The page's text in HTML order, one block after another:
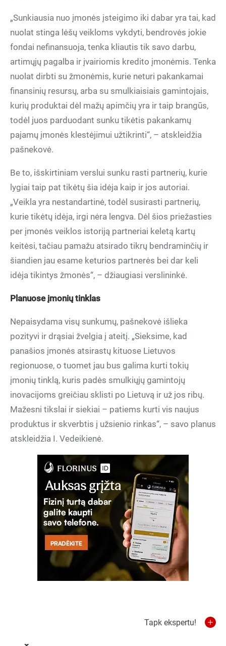
„Sunkiausia nuo įmonės įsteigimo iki dabar yra tai, kad
nuolat stinga lėšų veikloms vykdyti, bendrovės jokie
fondai nefinansuoja, tenka kliautis tik savo darbu,
artimųjų pagalba ir įvairiomis kredito įmonėmis. Tenka
nuolat dirbti su žmonėmis, kurie neturi pakankamai
finansinių resursų, arba su smulkiaisiais gamintojais,
kurių produktai dėl mažų apimčių yra ir taip brangūs,
todėl juos parduodant sunku tikėtis pakankamų
pajamų įmonės klestėjimui užtikrinti“, – atskleidžia
pašnekovė.
Be to, išskirtiniam verslui sunku rasti partnerių, kurie
lygiai taip pat tikėtų šia idėja kaip ir jos autoriai.
„Veikla yra nestandartinė, todėl susirasti partnerių,
kurie tikėtų idėja, irgi nėra lengva. Dėl šios priežasties
per įmonės veiklos istoriją partneriai keletą kartų
keitėsi, tačiau pamažu atsirado tikrų bendraminčių ir
šiandien jau esame keturios partnerės bei dar keli
idėja tikintys žmonės“, – džiaugiasi verslininkė.
Planuose įmonių tinklas
Nepaisydama visų sunkumų, pašnekovė išlieka
pozityvi ir drąsiai žvelgia į ateitį. „Sieksime, kad
panašios įmonės atsirastų kituose Lietuvos
regionuose, o tuomet jau bus galima kurti tokių
įmonių tinklą, kuris padės smulkiųjų gamintojų
inovacijoms greičiau sklisti po Lietuvą ir už jos ribų.
Mažesni tikslai ir siekiai – patiems kurti vis naujus
produktus ir skverbtis į užsienio rinkas“, – savo planus
atskleidžia I. Vedeikienė.
Tapk ekspertu!